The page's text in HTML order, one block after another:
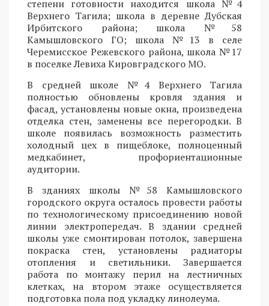
степени готовности находится школа №4
Верхнего Тагила; школа в деревне Дубская
Ирбитского района; школа №58
Камышловского ГО; школа №13 в селе
Черемисское Режевского района, школа №17
в поселке Левиха Кировградского МО.
В средней школе №4 Верхнего Тагила
полностью обновлены кровля здания и
фасад, установлены новые окна, произведена
отделка стен, заменены все перегородки. В
школе появилась возможность разместить
холодный цех в пищеблоке, полноценный
медкабинет, профориентационные
аудитории.
В зданиях школы №58 Камышловского
городского округа осталось провести работы
по технологическому присоединению новой
линии электропередач. В здании средней
школы уже смонтирован потолок, завершена
покраска стен, установлены радиаторы
отопления и светильники. Завершается
работа по монтажу перил на лестничных
клетках, на втором этаже осуществляется
подготовка пола под укладку линолеума.